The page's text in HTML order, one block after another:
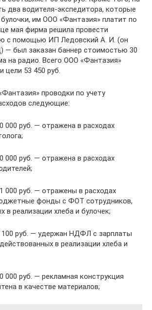
два водителя-экспедитора, которые
им ООО «Фантазия» платит по
мая фирма решила провести
с помощью ИП Ледовский А. И. (он
— был заказан баннер стоимостью 30
на радио. Всего ООО «Фантазия»
цели 53 450 руб.
проводки по учету
следующие:
000 руб. — отражена в расходах
000 руб. — отражена в расходах
000 руб. — отражены в расходах
фонды с ФОТ сотрудников,
в реализации хлеба и булочек;
руб. — удержан НДФЛ с зарплаты
в реализации хлеба и
000 руб. — рекламная конструкция
в качестве материалов;